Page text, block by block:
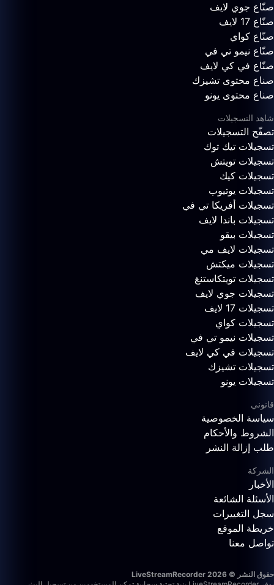
صنّاع جوي لايف
صنّاع 17 لايف
صنّاع كواي
صنّاع نيمو تي في
صنّاع في كي لايف
صناع محتوى تشيزك
صناع محتوى يونو
شاهد التسجيلات
تصفّح التسجيلات
تسجيلات تيك توك
تسجيلات تويتش
تسجيلات كيك
تسجيلات يوتيوب
تسجيلات أفريكا تي في
تسجيلات باندا لايف
تسجيلات بيقو
تسجيلات لايف مي
تسجيلات ميكتش
تسجيلات تويتكاستنغ
تسجيلات جوي لايف
تسجيلات 17 لايف
تسجيلات كواي
تسجيلات نيمو تي في
تسجيلات في كي لايف
تسجيلات تشيزك
تسجيلات يونو
قانوني
سياسة الخصوصية
الشروط والأحكام
طلب إزالة النشر
الشركة
الأخبار
الأسئلة الشائعة
سجل التغييرات
خريطة الموقع
تواصل معنا
حقوق النشر © 2026 LiveStreamRecorder